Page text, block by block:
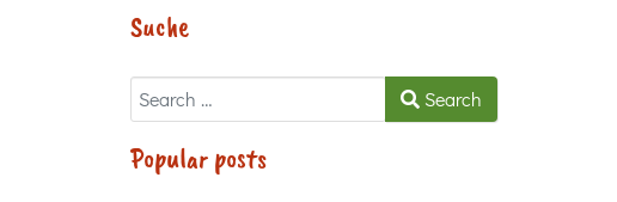
Suche
Search Search
Popular posts